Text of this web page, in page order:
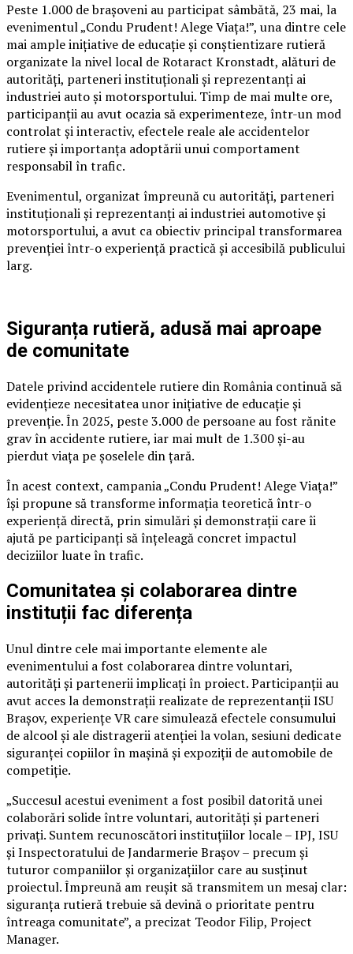
Peste 1.000 de brașoveni au participat sâmbătă, 23 mai, la
evenimentul „Condu Prudent! Alege Viața!”, una dintre cele
mai ample inițiative de educație și conștientizare rutieră
organizate la nivel local de Rotaract Kronstadt, alături de
autorități, parteneri instituționali și reprezentanți ai
industriei auto și motorsportului. Timp de mai multe ore,
participanții au avut ocazia să experimenteze, într-un mod
controlat și interactiv, efectele reale ale accidentelor
rutiere și importanța adoptării unui comportament
responsabil în trafic.
Evenimentul, organizat împreună cu autorități, parteneri
instituționali și reprezentanți ai industriei automotive și
motorsportului, a avut ca obiectiv principal transformarea
prevenției într-o experiență practică și accesibilă publicului
larg.
Siguranța rutieră, adusă mai aproape
de comunitate
Datele privind accidentele rutiere din România continuă să
evidențieze necesitatea unor inițiative de educație și
prevenție. În 2025, peste 3.000 de persoane au fost rănite
grav în accidente rutiere, iar mai mult de 1.300 și-au
pierdut viața pe șoselele din țară.
În acest context, campania „Condu Prudent! Alege Viața!”
își propune să transforme informația teoretică într-o
experiență directă, prin simulări și demonstrații care îi
ajută pe participanți să înțeleagă concret impactul
deciziilor luate în trafic.
Comunitatea și colaborarea dintre
instituții fac diferența
Unul dintre cele mai importante elemente ale
evenimentului a fost colaborarea dintre voluntari,
autorități și partenerii implicați în proiect. Participanții au
avut acces la demonstrații realizate de reprezentanții ISU
Brașov, experiențe VR care simulează efectele consumului
de alcool și ale distragerii atenției la volan, sesiuni dedicate
siguranței copiilor în mașină și expoziții de automobile de
competiție.
„Succesul acestui eveniment a fost posibil datorită unei
colaborări solide între voluntari, autorități și parteneri
privați. Suntem recunoscători instituțiilor locale – IPJ, ISU
și Inspectoratului de Jandarmerie Brașov – precum și
tuturor companiilor și organizațiilor care au susținut
proiectul. Împreună am reușit să transmitem un mesaj clar:
siguranța rutieră trebuie să devină o prioritate pentru
întreaga comunitate”, a precizat Teodor Filip, Project
Manager.